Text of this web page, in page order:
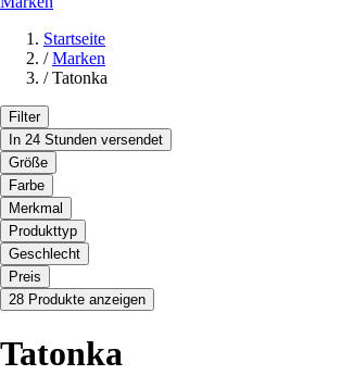
Startseite
/ Marken
/ Tatonka
Filter
In 24 Stunden versendet
Größe
Farbe
Merkmal
Produkttyp
Geschlecht
Preis
28 Produkte anzeigen
Tatonka